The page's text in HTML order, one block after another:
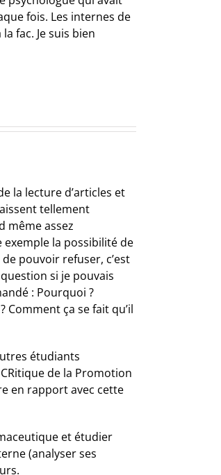
fois. Les internes de
fac. Je suis bien
la lecture d’articles et
tellement
même assez
exemple la possibilité de
pouvoir refuser, c’est
si je pouvais
: Pourquoi ?
Comment ça se fait qu’il
étudiants
de la Promotion
en rapport avec cette
et étudier
(analyser ses